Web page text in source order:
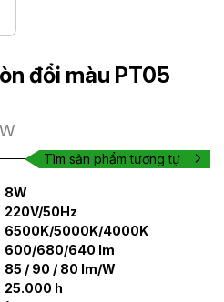
đổi màu PT05
Tìm sản phẩm tương tự
8W
220V/50Hz
6500K/5000K/4000K
600/680/640 lm
85 / 90 / 80 lm/W
25.000 h